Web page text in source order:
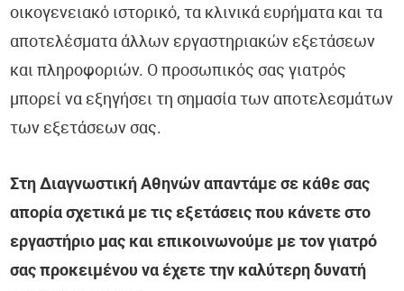
οικογενειακό ιστορικό, τα κλινικά ευρήματα και τα
αποτελέσματα άλλων εργαστηριακών εξετάσεων
και πληροφοριών. Ο προσωπικός σας γιατρός
μπορεί να εξηγήσει τη σημασία των αποτελεσμάτων
των εξετάσεων σας.
Στη Διαγνωστική Αθηνών απαντάμε σε κάθε σας
απορία σχετικά με τις εξετάσεις που κάνετε στο
εργαστήριο μας και επικοινωνούμε με τον γιατρό
σας προκειμένου να έχετε την καλύτερη δυνατή